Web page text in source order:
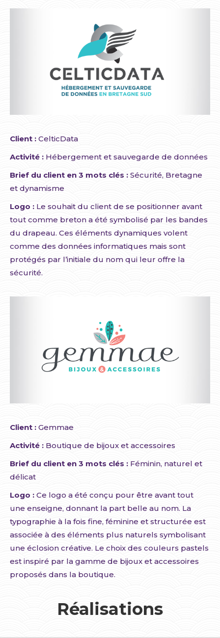
Client : CelticData
Activité : Hébergement et sauvegarde de données
Brief du client en 3 mots clés : Sécurité, Bretagne
et dynamisme
Logo : Le souhait du client de se positionner avant
tout comme breton a été symbolisé par les bandes
du drapeau. Ces éléments dynamiques volent
comme des données informatiques mais sont
protégés par l’initiale du nom qui leur offre la
sécurité.
Client : Gemmae
Activité : Boutique de bijoux et accessoires
Brief du client en 3 mots clés : Féminin, naturel et
délicat
Logo : Ce logo a été conçu pour être avant tout
une enseigne, donnant la part belle au nom. La
typographie à la fois fine, féminine et structurée est
associée à des éléments plus naturels symbolisant
une éclosion créative. Le choix des couleurs pastels
est inspiré par la gamme de bijoux et accessoires
proposés dans la boutique.
Réalisations